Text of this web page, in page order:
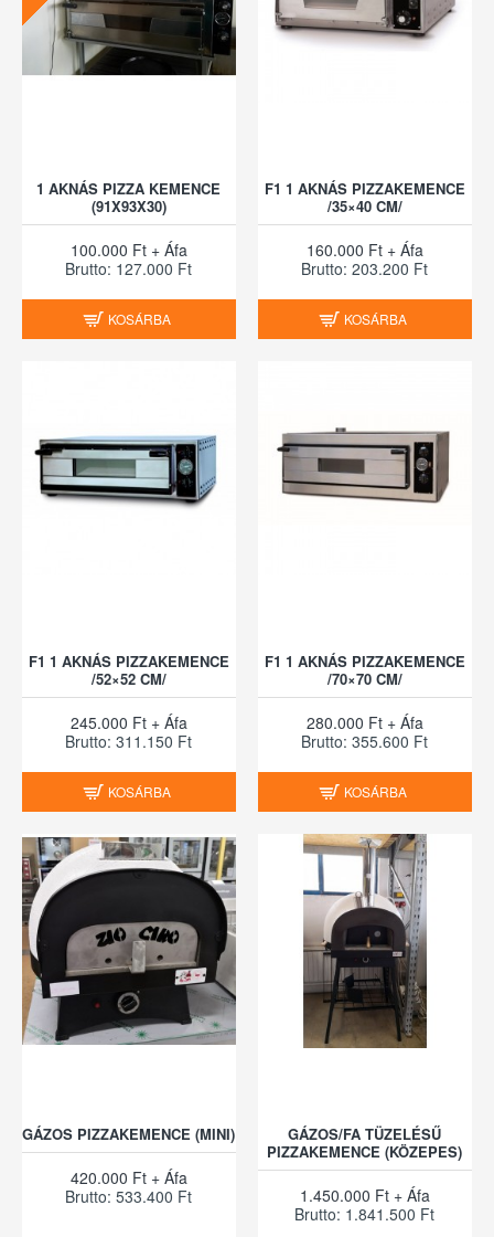
1 AKNÁS PIZZA KEMENCE
(91X93X30)
100.000 Ft + Áfa
Brutto: 127.000 Ft
KOSÁRBA
F1 1 AKNÁS PIZZAKEMENCE
/35×40 CM/
160.000 Ft + Áfa
Brutto: 203.200 Ft
KOSÁRBA
F1 1 AKNÁS PIZZAKEMENCE
/52×52 CM/
245.000 Ft + Áfa
Brutto: 311.150 Ft
KOSÁRBA
F1 1 AKNÁS PIZZAKEMENCE
/70×70 CM/
280.000 Ft + Áfa
Brutto: 355.600 Ft
KOSÁRBA
GÁZOS PIZZAKEMENCE (MINI)
420.000 Ft + Áfa
Brutto: 533.400 Ft
GÁZOS/FA TÜZELÉSŰ
PIZZAKEMENCE (KÖZEPES)
1.450.000 Ft + Áfa
Brutto: 1.841.500 Ft